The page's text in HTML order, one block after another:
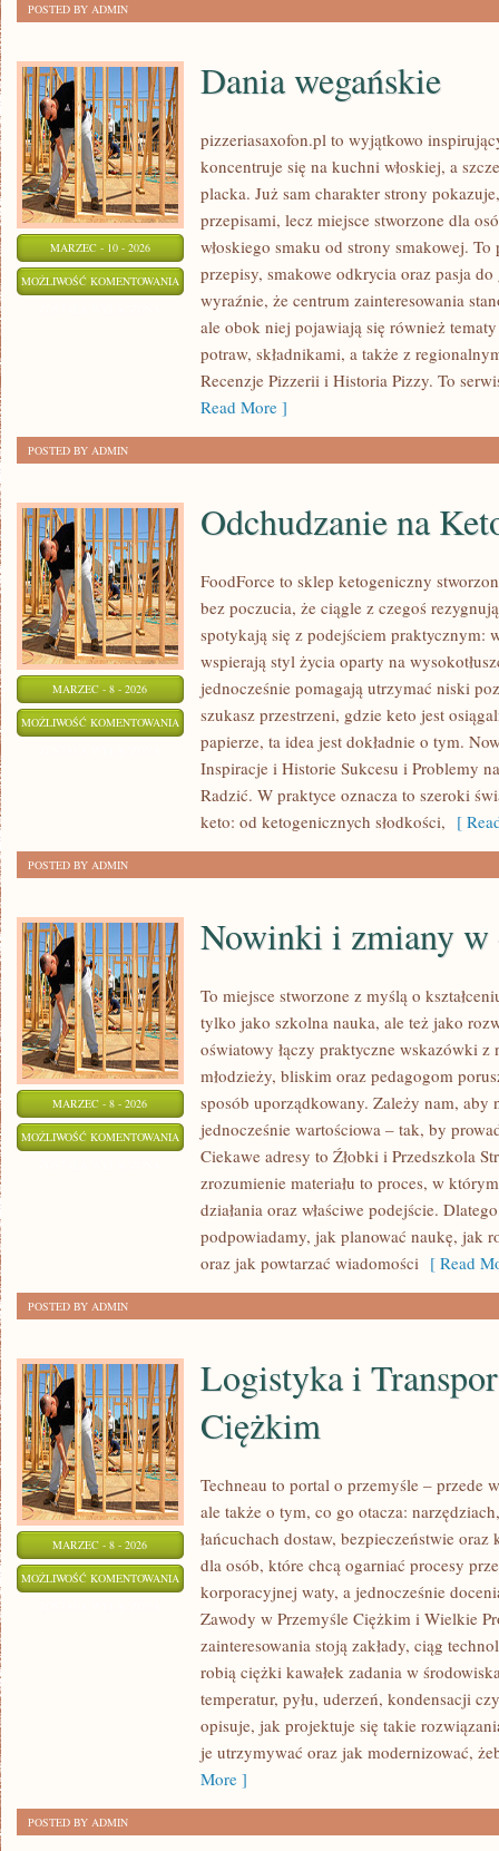
POSTED BY ADMIN
MARZEC - 10 - 2026
MOŻLIWOŚĆ KOMENTOWANIA DANIA
WEGAŃSKIE
Dania wegańskie
pizzeriasaxofon.pl to wyjątkowo
koncentruje się na kuchni włoskiej, a
placka. Już sam charakter strony
przepisami, lecz miejsce stworzone dla
włoskiego smaku od strony smakowej.
przepisy, smakowe odkrycia oraz pasja
wyraźnie, że centrum zainteresowania
ale obok niej pojawiają się również
potraw, składnikami, a także z
Recenzje Pizzerii i Historia Pizzy. To
Read More ]
POSTED BY ADMIN
MARZEC - 8 - 2026
MOŻLIWOŚĆ KOMENTOWANIA ODCHUDZANIE
KETO
Odchudzanie na
FoodForce to sklep ketogeniczny
bez poczucia, że ciągle z czegoś
spotykają się z podejściem praktycznym:
wspierają styl życia oparty na
jednocześnie pomagają utrzymać niski
szukasz przestrzeni, gdzie keto jest
papierze, ta idea jest dokładnie o tym.
Inspiracje i Historie Sukcesu i Problemy
Radzić. W praktyce oznacza to szeroki
keto: od ketogenicznych słodkości, [
POSTED BY ADMIN
MARZEC - 8 - 2026
MOŻLIWOŚĆ KOMENTOWANIA NOWINKI
ZMIANY
EDUKACJI
Nowinki i zmiany w
To miejsce stworzone z myślą o
tylko jako szkolna nauka, ale też jako
oświatowy łączy praktyczne wskazówki z
młodzieży, bliskim oraz pedagogom
sposób uporządkowany. Zależy nam, aby
jednocześnie wartościowa – tak, by
Ciekawe adresy to Źłobki i Przedszkola
zrozumienie materiału to proces, w
działania oraz właściwe podejście.
podpowiadamy, jak planować naukę, jak
oraz jak powtarzać wiadomości [ Read
POSTED BY ADMIN
MARZEC - 8 - 2026
MOŻLIWOŚĆ KOMENTOWANIA
Logistyka i
Ciężkim
Techneau to portal o przemyśle – przede
ale także o tym, co go otacza:
łańcuchach dostaw, bezpieczeństwie
dla osób, które chcą ogarniać procesy
korporacyjnej waty, a jednocześnie
Zawody w Przemyśle Ciężkim i Wielkie
zainteresowania stoją zakłady, ciąg
robią ciężki kawałek zadania w
temperatur, pyłu, uderzeń, kondensacji
opisuje, jak projektuje się takie
je utrzymywać oraz jak modernizować,
More ]
POSTED BY ADMIN